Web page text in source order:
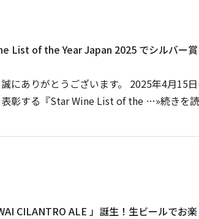
List of the Year Japan 2025 でシルバー
にありがとうございます。 2025年4月15
彰する『Star Wine List of the …»続きを
CILANTRO ALE 」誕生！生ビールでお楽